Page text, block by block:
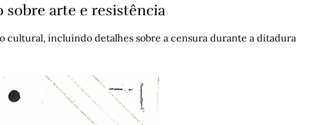
arte e resistência
incluindo detalhes sobre a censura durante a ditadura